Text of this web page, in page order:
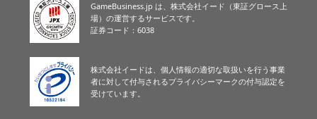
GameBusiness.jp は、株式会社イード（東証グロース上
場）の運営するサービスです。
証券コード：6038
株式会社イードは、個人情報の適切な取扱いを行う事業
者に対して付与されるプライバシーマークの付与認定を
受けています。